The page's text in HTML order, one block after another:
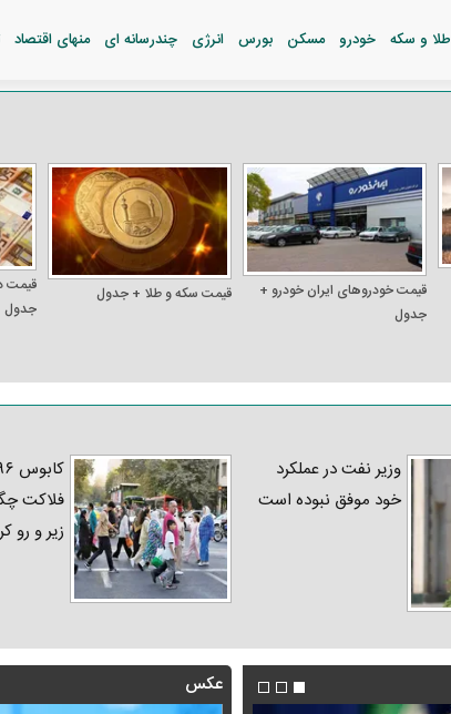
طلا و سکه خودرو مسکن بورس انرژی چندرسانه ای منهای اقتصاد
قیمت خودرو‌های ایران خودرو +
جدول
قیمت سکه و طلا + جدول
قیمت
جدول
وزیر نفت در عملکرد
خود موفق نبوده است
فلاکت
زیر و رو
عکس